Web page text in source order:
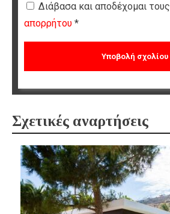
Διάβασα και αποδέχομαι τους
απορρήτου *
Σχετικές αναρτήσεις